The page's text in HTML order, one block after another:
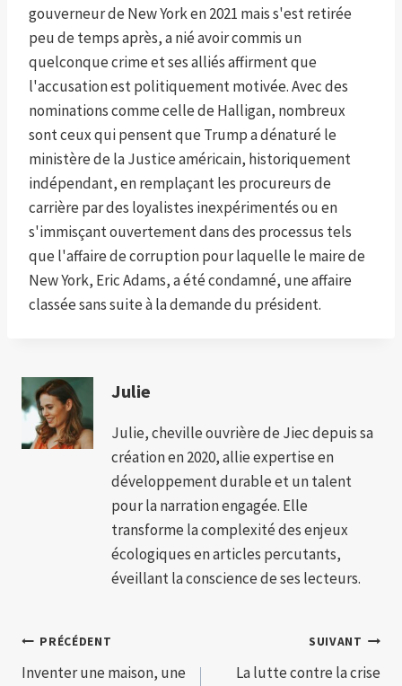
gouverneur de New York en 2021 mais s'est retirée
peu de temps après, a nié avoir commis un
quelconque crime et ses alliés affirment que
l'accusation est politiquement motivée. Avec des
nominations comme celle de Halligan, nombreux
sont ceux qui pensent que Trump a dénaturé le
ministère de la Justice américain, historiquement
indépendant, en remplaçant les procureurs de
carrière par des loyalistes inexpérimentés ou en
s'immisçant ouvertement dans des processus tels
que l'affaire de corruption pour laquelle le maire de
New York, Eric Adams, a été condamné, une affaire
classée sans suite à la demande du président.
Julie
Julie, cheville ouvrière de Jiec depuis sa
création en 2020, allie expertise en
développement durable et un talent
pour la narration engagée. Elle
transforme la complexité des enjeux
écologiques en articles percutants,
éveillant la conscience de ses lecteurs.
Navigation
PRÉCÉDENT
Inventer une maison, une
SUIVANT
La lutte contre la crise